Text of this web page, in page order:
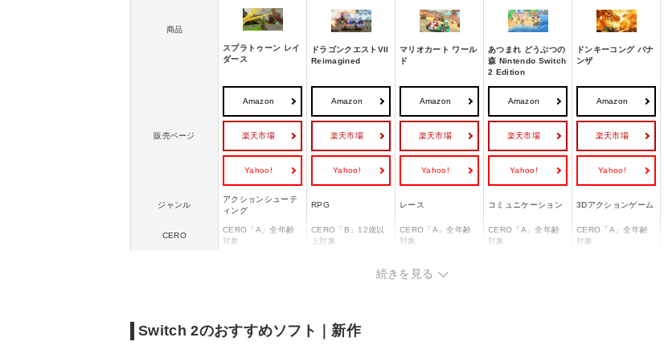
商品
スプラトゥーン レイ
ダース
ドラゴンクエストVII
Reimagined
マリオカート ワール
ド
あつまれ どうぶつの
森 Nintendo Switch
2 Edition
ドンキーコング バナ
ンザ
販売ページ
Amazon
楽天市場
Yahoo!
Amazon
楽天市場
Yahoo!
Amazon
楽天市場
Yahoo!
Amazon
楽天市場
Yahoo!
Amazon
楽天市場
Yahoo!
ジャンル
アクションシューテ
ィング
RPG レース コミュニケーション 3Dアクションゲーム
CERO
CERO「A」全年齢
対象
CERO「B」12歳以
上対象
CERO「A」全年齢
対象
CERO「A」全年齢
対象
CERO「A」全年齢
対象
信：2～4人
続きを見る
Switch 2のおすすめソフト｜新作